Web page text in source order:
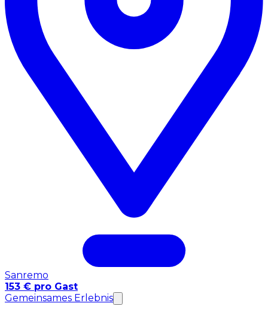
Sanremo
153 € pro Gast
Gemeinsames Erlebnis